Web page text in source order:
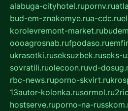
alabuga-cityhotel.rupornv.ru
bud-em-znakomye.rua-cdc.ru
korolevremont-market.ru
oooagrosnab.rufpodaso.ru
ukrasotki.ruseksuzbek.ruseks-
sovratili.ruolecoon.ruvd-
rbc-news.ruporno-skvirt.ru
13autor-kolonka.rusormol.ru
hostserve.ruporno-na-